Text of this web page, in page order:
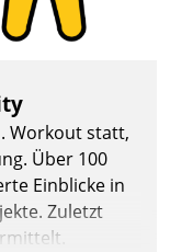
Workout statt,
Über 100
Einblicke in
Zuletzt